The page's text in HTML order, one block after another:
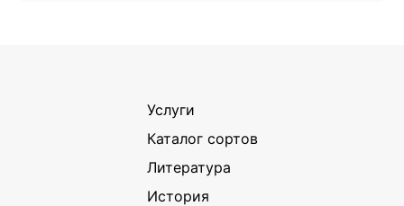
Услуги
Каталог сортов
Литература
История